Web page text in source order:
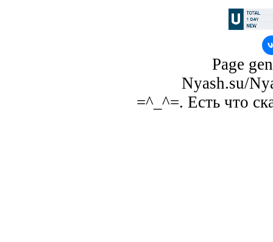
Page
Nyash.su/
=^_^=. Есть что